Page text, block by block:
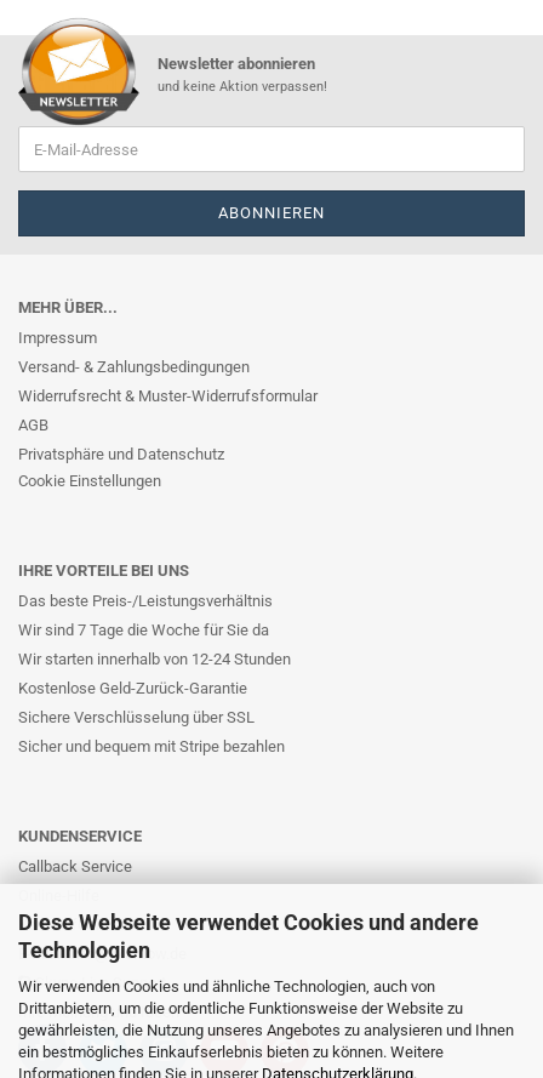
Diese Webseite verwendet Cookies und andere
Technologien
Wir verwenden Cookies und ähnliche Technologien, auch von
Drittanbietern, um die ordentliche Funktionsweise der Website zu
gewährleisten, die Nutzung unseres Angebotes zu analysieren und Ihnen
ein bestmögliches Einkaufserlebnis bieten zu können. Weitere
Informationen finden Sie in unserer Datenschutzerklärung.
Newsletter abonnieren
und keine Aktion verpassen!
MEHR ÜBER...
Impressum
Versand- & Zahlungsbedingungen
Widerrufsrecht & Muster-Widerrufsformular
AGB
Privatsphäre und Datenschutz
Cookie Einstellungen
IHRE VORTEILE BEI UNS
Das beste Preis-/Leistungsverhältnis
Wir sind 7 Tage die Woche für Sie da
Wir starten innerhalb von 12-24 Stunden
Kostenlose Geld-Zurück-Garantie
Sichere Verschlüsselung über SSL
Sicher und bequem mit Stripe bezahlen
KUNDENSERVICE
Callback Service
Kontaktformular
E-Mail: info@likernow.de
Skype Live Support
Ihre Meinung und Ideen